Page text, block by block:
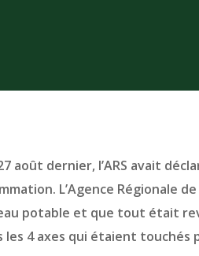
août dernier, l’ARS avait
L’Agence Régionale
potable et que tout était
4 axes qui étaient touchés